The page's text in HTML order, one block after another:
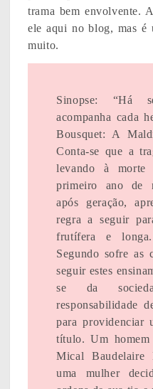
trama bem envolvente.
ele aqui no blog, mas é
muito.
Sinopse: “Há
acompanha cada
Bousquet: A
Conta-se que a
levando à morte
primeiro ano de
após geração,
regra a seguir
frutífera e
Segundo sofre as
seguir estes
se da
responsabilidade
para providenciar
título. Um homem
Mical Baudelaire
uma mulher